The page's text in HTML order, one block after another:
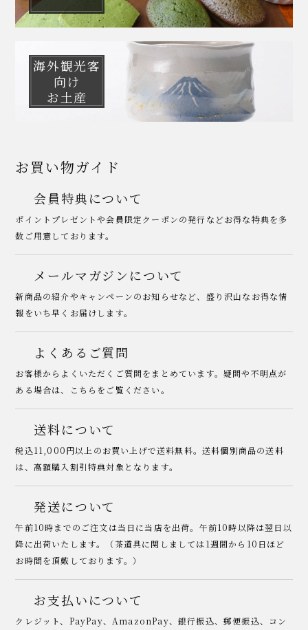
海外観光客
向け
お土産
お買い物ガイド
会員特典について
ポイントプレゼントや会員限定クーポンの発行などお得な特典を多
数ご用意しております。
メールマガジンについて
新商品の紹介やキャンペーンのお知らせなど、盛り沢山なお得な情
報をいち早くお届けします。
よくあるご質問
お客様からよくいただくご質問をまとめています。疑問や不明点が
ある場合は、こちらをご覧ください。
送料について
税込11,000円以上のお買い上げで送料無料。送料個別商品の送料
は、高額購入割引特典対象となります。
発送について
午前10時までのご注文は当日に当店を出荷。午前10時以降は翌日以
降に出荷いたします。（茶道具に関しましては1週間から10日ほど
お時間を頂戴しております。）
お支払いについて
クレジット、PayPay、AmazonPay、銀行振込、郵便振込、コン